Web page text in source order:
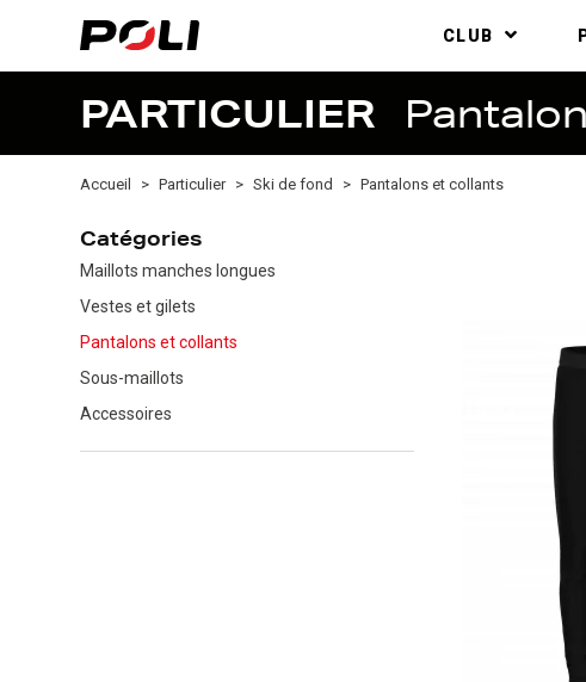
CLUB
PARTICULIER
Accueil Particulier Ski de fond Pantalons et collants
Catégories
Maillots manches longues
Vestes et gilets
Pantalons et collants
Sous-maillots
Accessoires